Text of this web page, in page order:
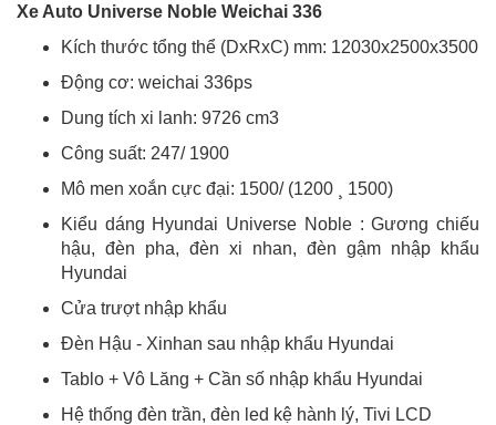
Xe Auto Universe Noble Weichai 336
Kích thước tổng thể (DxRxC) mm: 12030x2500x3500
Động cơ: weichai 336ps
Dung tích xi lanh: 9726 cm3
Công suất: 247/ 1900
Mô men xoắn cực đại: 1500/ (1200 ¸ 1500)
Kiểu dáng Hyundai Universe Noble : Gương chiếu
hậu, đèn pha, đèn xi nhan, đèn gậm nhập khẩu
Hyundai
Cửa trượt nhập khẩu
Đèn Hậu - Xinhan sau nhập khẩu Hyundai
Tablo + Vô Lăng + Cần số nhập khẩu Hyundai
Hệ thống đèn trần, đèn led kệ hành lý, Tivi LCD